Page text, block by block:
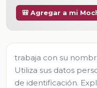
🎒 Agregar a mi
trabaja con su
Utiliza sus datos
de identificación.